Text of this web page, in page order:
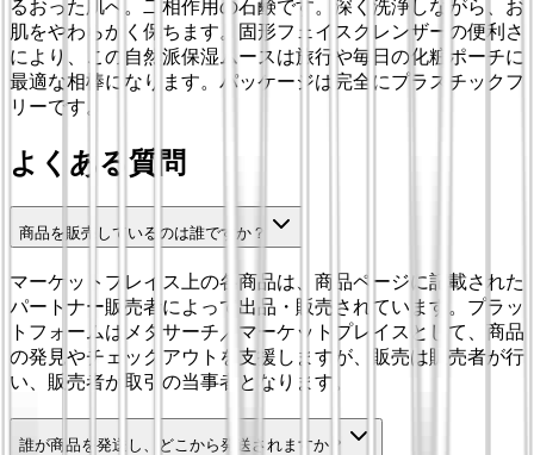
るおった肌へ。二相作用の石鹸です。深く洗浄しながら、お
肌をやわらかく保ちます。固形フェイスクレンザーの便利さ
により、この自然派保湿ムースは旅行や毎日の化粧ポーチに
最適な相棒になります。パッケージは完全にプラスチックフ
リーです。
よくある質問
商品を販売しているのは誰ですか？
マーケットプレイス上の各商品は、商品ページに記載された
パートナー販売者によって出品・販売されています。プラッ
トフォームはメタサーチ／マーケットプレイスとして、商品
の発見やチェックアウトを支援しますが、販売は販売者が行
い、販売者が取引の当事者となります。
誰が商品を発送し、どこから発送されますか？